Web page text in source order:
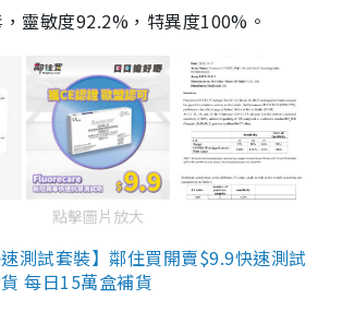
靈敏度92.2%，特異度100%。
點擊圖片放大
測試套裝】鄰住買開賣$9.9快速測試
每日15萬盒補貨